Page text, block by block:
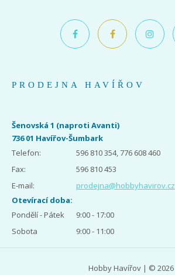
PRODEJNA HAVÍŘOV
Šenovská 1 (naproti Avanti)
736 01 Havířov-Šumbark
Telefon:
596 810 354, 776 608 460
Fax:
596 810 453
E-mail:
prodejna@hobbyhavirov.cz
Otevírací doba:
Pondělí - Pátek
9:00 - 17:00
Sobota
9:00 - 11:00
Hobby Havířov | © 2026